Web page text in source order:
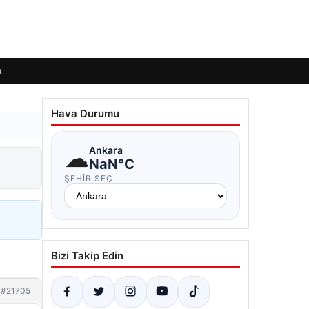
#21705
Hava Durumu
☁Ankara
NaN°C
ŞEHIR SEÇ
Bizi Takip Edin